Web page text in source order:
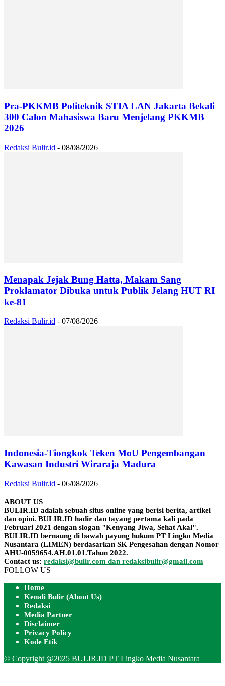
Pra-PKKMB Politeknik STIA LAN Jakarta Bekali
300 Calon Mahasiswa Baru Menjelang PKKMB
2026
Redaksi Bulir.id - 08/08/2026
Menapak Jejak Bung Hatta, Makam Sang
Proklamator Dibuka untuk Publik Jelang HUT RI
ke-81
Redaksi Bulir.id - 07/08/2026
Indonesia-Tiongkok Teken MoU Pengembangan
Kawasan Industri Wiraraja Madura
Redaksi Bulir.id - 06/08/2026
ABOUT US
BULIR.ID adalah sebuah situs online yang berisi berita, artikel
dan opini. BULIR.ID hadir dan tayang pertama kali pada
Februari 2021 dengan slogan "Kenyang Jiwa, Sehat Akal".
BULIR.ID bernaung di bawah payung hukum PT Lingko Media
Nusantara (LIMEN) berdasarkan SK Pengesahan dengan Nomor
AHU-0059654.AH.01.01.Tahun 2022.
Contact us: redaksi@bulir.com dan redaksibulir@gmail.com
FOLLOW US
Home
Kenali Bulir (About Us)
Redaksi
Media Partner
Disclaimer
Privacy Policy
Kode Etik
© Copyright @2025 BULIR.ID PT Lingko Media Nusantara